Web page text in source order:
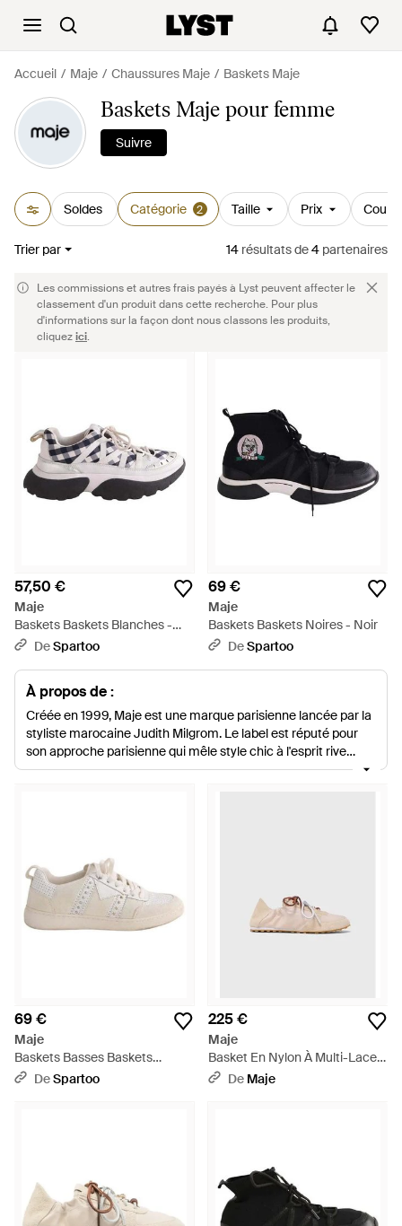
Accueil Maje Chaussures Maje Baskets Maje
Baskets Maje pour femme
Suivre
Soldes Catégorie 2 Taille Prix
Trier par 14 résultatsde4 partenaires
Les commissions et autres frais payés à Lyst peuvent affecter le
classement d'un produit dans cette recherche. Pour plus
d'informations sur la façon dont nous classons les produits,
cliquezici.
57,50 €
Maje
Baskets Baskets Blanches -
Blanc
DeSpartoo
69 €
Maje
Baskets Baskets Noires - Noir
DeSpartoo
À propos de :
Créée en 1999, Maje est une marque parisienne lancée par la
styliste marocaine Judith Milgrom. Le label est réputé pour
son approche parisienne qui mêle style chic à l'esprit rive
gauche et touche bohème. La collection de baskets Maje
d'élégance à votre tenue décontractée.
69 €
Maje
Baskets Basses Baskets
Blanches - Blanc
DeSpartoo
225 €
Maje
Basket En Nylon À Multi-Lacets
- Blanc
De Maje